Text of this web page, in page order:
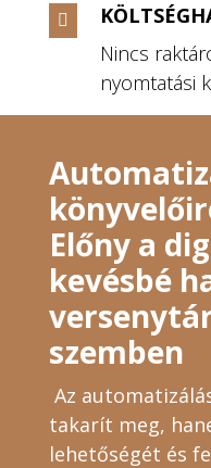

Nincs
nyomtatási
Előny a
kevésbé
szemben
Az
takarít meg,
lehetőségét és